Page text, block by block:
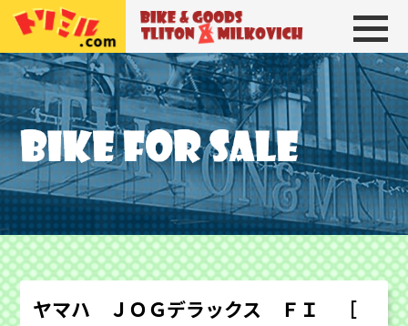
トリトン＆ミルコビッチ BIKE＆
ヤマハ ＪＯＧデラックス ＦＩ ［